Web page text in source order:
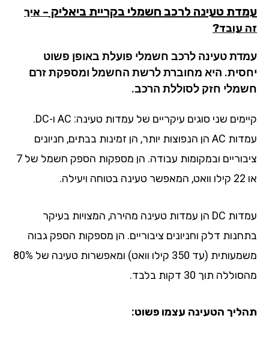
טעינה לרכב חשמליבקריית ביאליק– איך
עובד?
טעינה לרכב חשמלי פועלת באופן פשוט
היא מחוברת לרשת החשמל ומספקת זרם
חזק לסוללת הרכב.
קיימים שני סוגים עיקריים של עמדות טעינה: AC ו-DC.
עמדות AC הן הנפוצות יותר, הן זמינות בבתים, חניונים
ציבוריים ובמקומות עבודה. הן מספקות הספק חשמל של 7
עמדות DC הן עמדות טעינה מהירה, המצויות בעיקר
דלק וחניונים ציבוריים. הן מספקות הספק גבוה
משמעותית (עד 350 קילו וואט) ומאפשרות טעינה של 80%
תוך 30 דקות בלבד.
הטעינה עצמו פשוט: